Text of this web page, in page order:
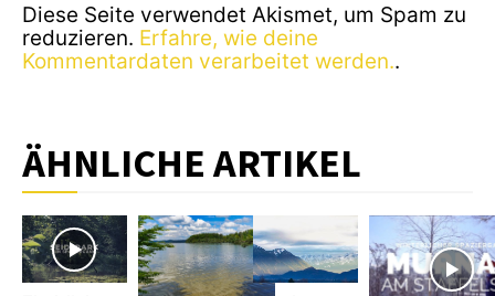
Diese Seite verwendet Akismet, um Spam zu
reduzieren. Erfahre, wie deine
Kommentardaten verarbeitet werden..
ÄHNLICHE ARTIKEL